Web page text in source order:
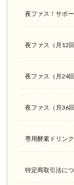
夜ファス！サポ
夜ファス（月12
夜ファス（月24
夜ファス（月36
専用酵素ドリン
特定商取引法に